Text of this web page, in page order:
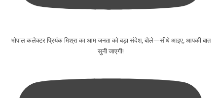
भोपाल कलेक्टर प्रियंक मिश्रा का आम जनता को बड़ा संदेश, बोले—सीधे आइए, आपकी बात
सुनी जाएगी!